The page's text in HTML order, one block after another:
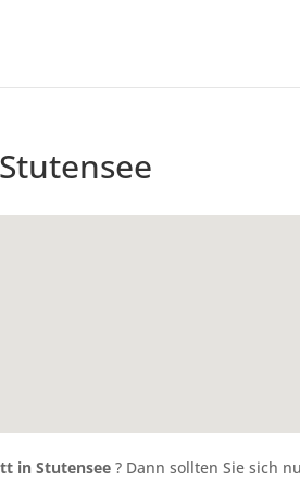
in Stutensee ? Dann sollten Sie sich